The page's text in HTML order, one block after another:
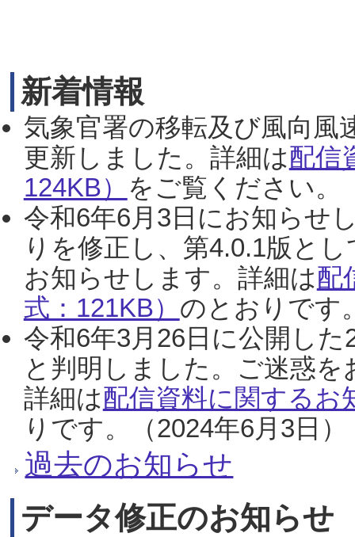
新着情報
気象官署の移転及び風向風
更新しました。詳細は配信
124KB） をご覧ください。
令和6年6月3日にお知らせ
りを修正し、第4.0.1版と
お知らせします。詳細は配
式：121KB） のとおりです
令和6年3月26日に公開し
と判明しました。ご迷惑
詳細は配信資料に関するお
りです。（2024年6月3日）
過去のお知らせ
データ修正のお知らせ